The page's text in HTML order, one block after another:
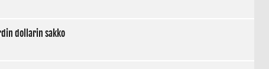
dollarin sakko